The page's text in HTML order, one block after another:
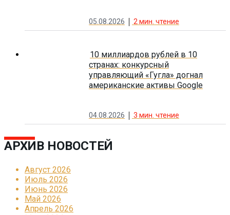
05.08.2026 2 мин. чтение
10 миллиардов рублей в 10
странах: конкурсный
управляющий «Гугла» догнал
американские активы Google
04.08.2026 3 мин. чтение
АРХИВ НОВОСТЕЙ
Август 2026
Июль 2026
Июнь 2026
Май 2026
Апрель 2026